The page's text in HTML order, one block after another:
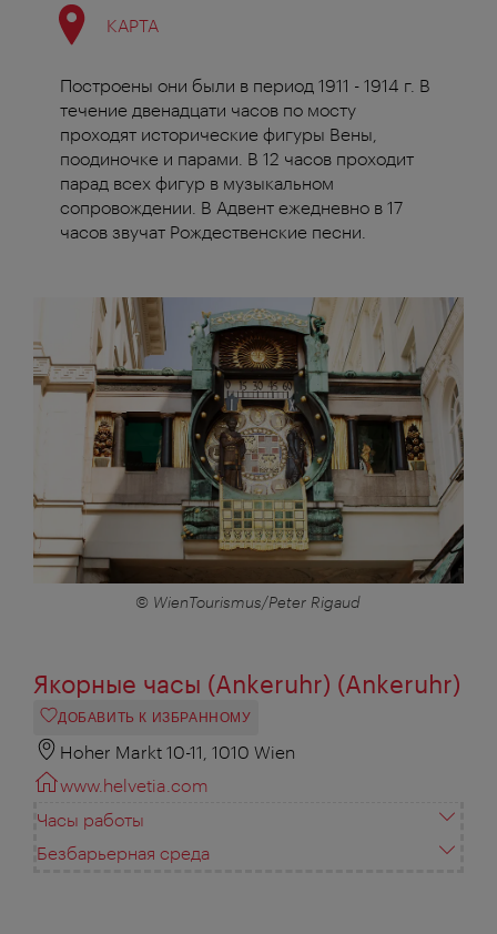
КАРТА
Построены они были в период 1911 - 1914 г. В
течение двенадцати часов по мосту
проходят исторические фигуры Вены,
поодиночке и парами. В 12 часов проходит
парад всех фигур в музыкальном
сопровождении. В Адвент ежедневно в 17
часов звучат Рождественские песни.
© WienTourismus/Peter Rigaud
Якорные часы (Ankeruhr) (Ankeruhr)
ДОБАВИТЬ К ИЗБРАННОМУ
Hoher Markt 10-11, 1010 Wien
www.helvetia.com
Часы работы
Безбарьерная среда